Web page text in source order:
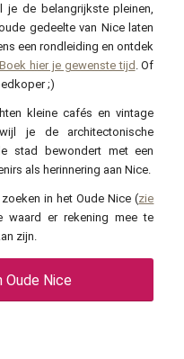
de belangrijkste pleinen,
gedeelte van Nice laten
een rondleiding en ontdek
Boek hier je gewenste tijd . Of
;)
kleine cafés en vintage
je de architectonische
stad bewondert met een
als herinnering aan Nice.
in het Oude Nice (zie
er rekening mee te
zijn.
Oude Nice